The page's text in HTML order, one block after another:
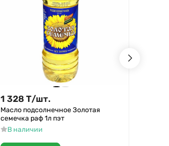
1 328 Т/шт.
Масло подсолнечное Золотая
семечка раф 1л пэт
В наличии